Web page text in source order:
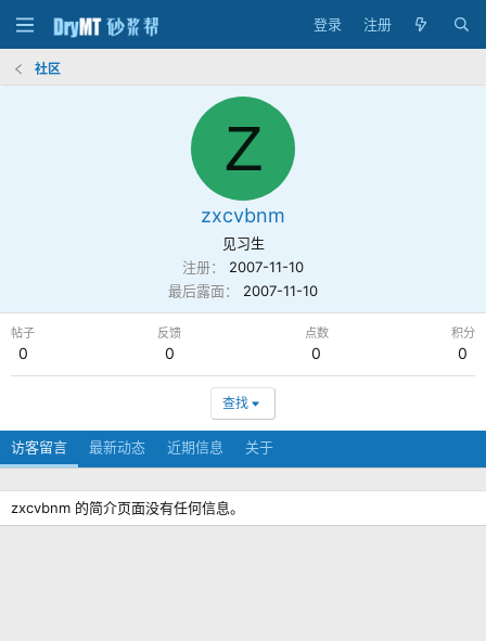
登录 注册
社区
Z
zxcvbnm
见习生
注册
2007-11-10
最后露面
2007-11-10
帖子
0
反馈
0
点数
0
积分
0
查找
访客留言 最新动态 近期信息 关于
zxcvbnm 的简介页面没有任何信息。